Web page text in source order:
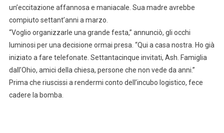
un’eccitazione affannosa e maniacale. Sua madre avrebbe
compiuto settant’anni a marzo.
“Voglio organizzarle una grande festa,” annunciò, gli occhi
luminosi per una decisione ormai presa. “Qui a casa nostra. Ho già
iniziato a fare telefonate. Settantacinque invitati, Ash. Famiglia
dall’Ohio, amici della chiesa, persone che non vede da anni.”
Prima che riuscissi a rendermi conto dell’incubo logistico, fece
cadere la bomba.